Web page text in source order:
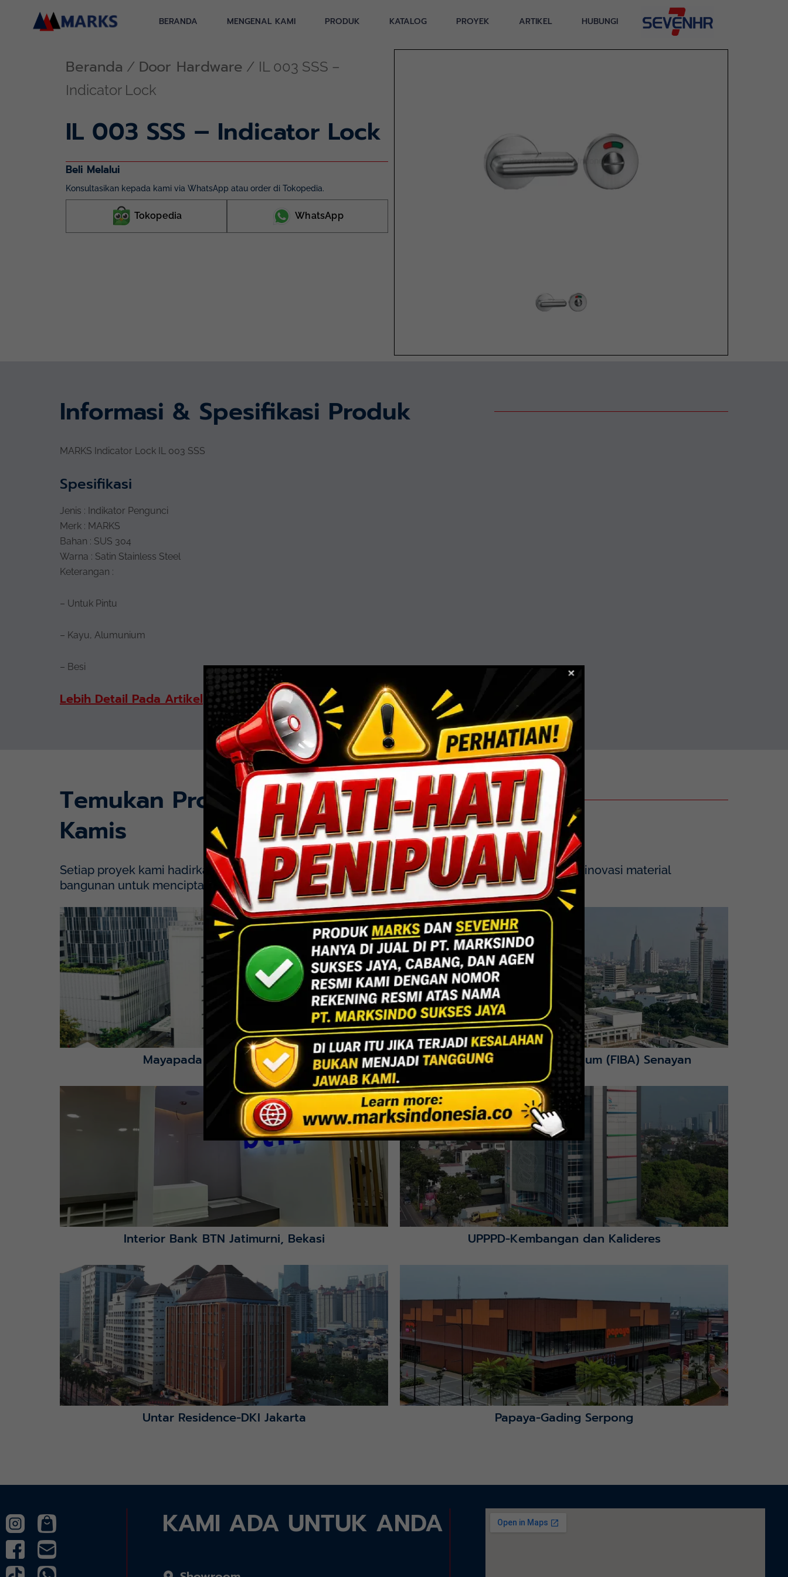
BERANDA MENGENAL KAMI PRODUK KATALOG PROYEK ARTIKEL HUBUNGI
Beranda / Door Hardware / IL 003 SSS –
Indicator Lock
IL 003 SSS – Indicator Lock
Beli Melalui
Konsultasikan kepada kami via WhatsApp atau order di Tokopedia.
Tokopedia WhatsApp
Informasi & Spesifikasi Produk
MARKS Indicator Lock IL 003 SSS
Spesifikasi
Jenis : Indikator Pengunci
Merk : MARKS
Bahan : SUS 304
Warna : Satin Stainless Steel
Keterangan :
– Untuk Pintu
– Kayu, Alumunium
– Besi
Lebih Detail Pada Artikel
Temukan Proyek
Kamis
Setiap proyek kami hadirkan dengan presisi, efisiensi, dan sentuhan estetika. Mengintegrasikan inovasi material
bangunan untuk menciptakan solusi yang fungsional dan berdaya tahan tinggi.
Mayapada Hospital Kuningan (MHKN), Kuningan, Jakarta Selatan.
Lihat Detail Proyek
Mayapada Kuningan Jakarta
Lihat Detail Proyek
Indoor Multifunction Stadium (FIBA) Senayan
Interior Bank BTN Jatimurni, Bekasi
Lihat Detail Proyek
UPPPD-Kembangan dan Kalideres
Lihat Detail Proyek
Untar Residence-DKI Jakarta
Lihat Detail Proyek
Papaya-Gading Serpong
KAMI ADA UNTUK ANDA